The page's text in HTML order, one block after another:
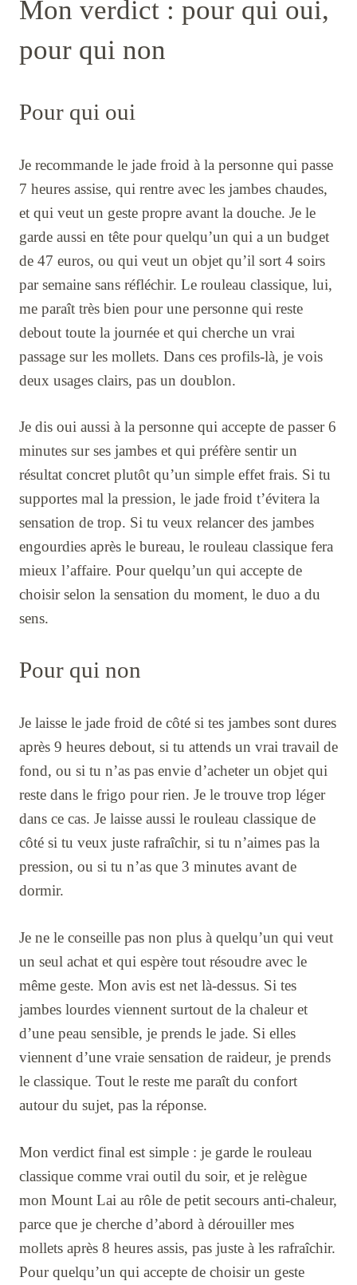
Mon verdict : pour qui oui,
pour qui non
Pour qui oui
Je recommande le jade froid à la personne qui passe
7 heures assise, qui rentre avec les jambes chaudes,
et qui veut un geste propre avant la douche. Je le
garde aussi en tête pour quelqu’un qui a un budget
de 47 euros, ou qui veut un objet qu’il sort 4 soirs
par semaine sans réfléchir. Le rouleau classique, lui,
me paraît très bien pour une personne qui reste
debout toute la journée et qui cherche un vrai
passage sur les mollets. Dans ces profils-là, je vois
deux usages clairs, pas un doublon.
Je dis oui aussi à la personne qui accepte de passer 6
minutes sur ses jambes et qui préfère sentir un
résultat concret plutôt qu’un simple effet frais. Si tu
supportes mal la pression, le jade froid t’évitera la
sensation de trop. Si tu veux relancer des jambes
engourdies après le bureau, le rouleau classique fera
mieux l’affaire. Pour quelqu’un qui accepte de
choisir selon la sensation du moment, le duo a du
sens.
Pour qui non
Je laisse le jade froid de côté si tes jambes sont dures
après 9 heures debout, si tu attends un vrai travail de
fond, ou si tu n’as pas envie d’acheter un objet qui
reste dans le frigo pour rien. Je le trouve trop léger
dans ce cas. Je laisse aussi le rouleau classique de
côté si tu veux juste rafraîchir, si tu n’aimes pas la
pression, ou si tu n’as que 3 minutes avant de
dormir.
Je ne le conseille pas non plus à quelqu’un qui veut
un seul achat et qui espère tout résoudre avec le
même geste. Mon avis est net là-dessus. Si tes
jambes lourdes viennent surtout de la chaleur et
d’une peau sensible, je prends le jade. Si elles
viennent d’une vraie sensation de raideur, je prends
le classique. Tout le reste me paraît du confort
autour du sujet, pas la réponse.
Mon verdict final est simple : je garde le rouleau
classique comme vrai outil du soir, et je relègue
mon Mount Lai au rôle de petit secours anti-chaleur,
parce que je cherche d’abord à dérouiller mes
mollets après 8 heures assis, pas juste à les rafraîchir.
Pour quelqu’un qui accepte de choisir un geste